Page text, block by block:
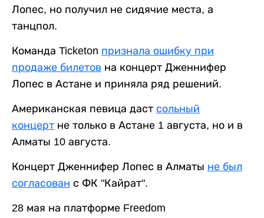
Лопес, но получил не сидячие места, а
танцпол.
Команда Ticketon признала ошибку при
продаже билетов на концерт Дженнифер
Лопес в Астане и приняла ряд решений.
Американская певица даст сольный
концерт не только в Астане 1 августа, но и в
Алматы 10 августа.
Концерт Дженнифер Лопес в Алматы не был
согласован с ФК "Кайрат".
28 мая на платформе Freedom